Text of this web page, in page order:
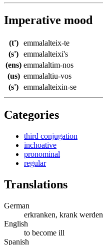
Imperative mood
(t')
emmalalteix-te
(s') emmalalteixi's
(ens) emmalaltim-nos
(us) emmalaltiu-vos
(s') emmalalteixin-se
Categories
third conjugation
inchoative
pronominal
regular
Translations
German
erkranken, krank werden
English
to become ill
Spanish